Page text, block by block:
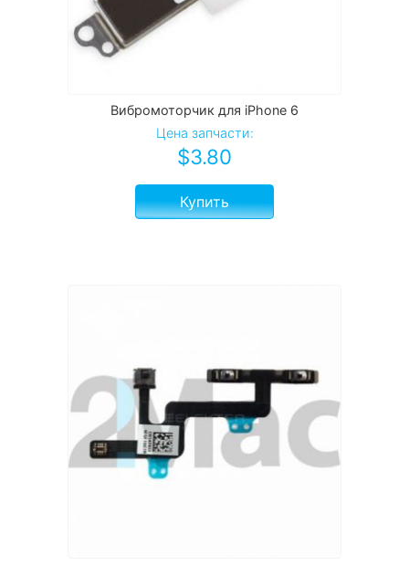
Вибромоторчик для iPhone 6
Цена запчасти:
$3.80
Купить